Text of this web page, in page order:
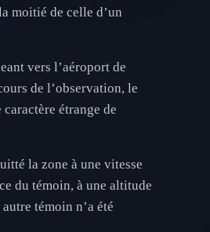
moitié de celle d’un
vers l’aéroport de
de l’observation, le
étrange de
la zone à une vitesse
du témoin, à une altitude
témoin n’a été